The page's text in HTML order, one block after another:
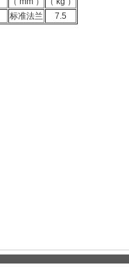
标准法兰 7.5